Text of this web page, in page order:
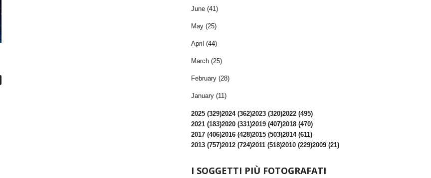
June (41)
May (25)
April (44)
March (25)
February (28)
January (11)
2025 (329)2024 (362)2023 (320)2022 (495)
2021 (183)2020 (331)2019 (407)2018 (470)
2017 (406)2016 (428)2015 (503)2014 (611)
2013 (757)2012 (724)2011 (518)2010 (229)2009 (21)
I SOGGETTI PIÙ FOTOGRAFATI